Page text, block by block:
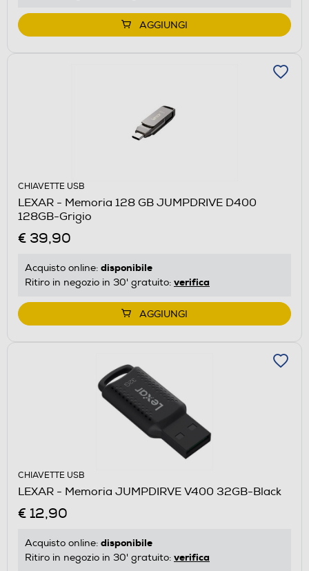
AGGIUNGI
CHIAVETTE USB
LEXAR - Memoria 128 GB JUMPDRIVE D400
128GB-Grigio
€ 39,90
Acquisto online: disponibile
Ritiro in negozio in 30' gratuito: verifica
AGGIUNGI
CHIAVETTE USB
LEXAR - Memoria JUMPDIRVE V400 32GB-Black
€ 12,90
Acquisto online: disponibile
Ritiro in negozio in 30' gratuito: verifica